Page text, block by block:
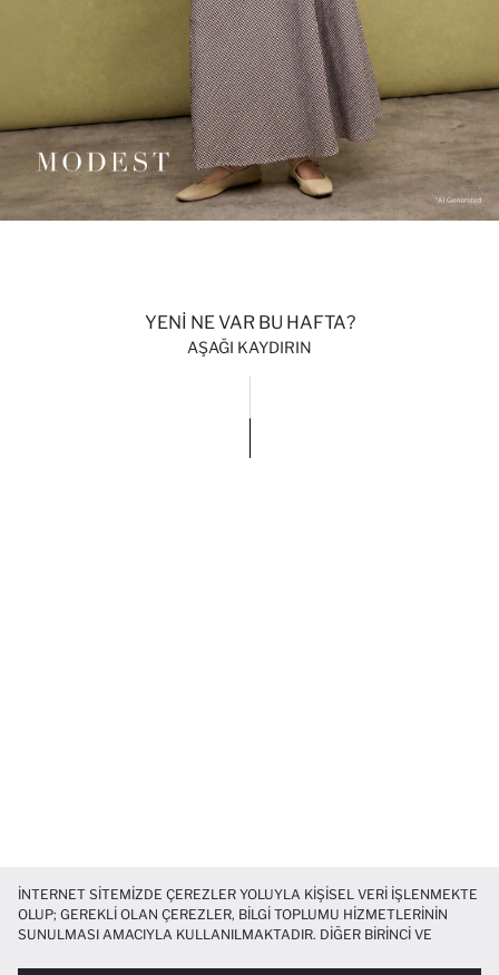
YENİ NE VAR BU HAFTA?
AŞAĞI KAYDIRIN
İNTERNET SITEMIZDE ÇEREZLER YOLUYLA KIŞISEL VERI IŞLENMEKTE
OLUP; GEREKLI OLAN ÇEREZLER, BILGI TOPLUMU HIZMETLERININ
SUNULMASI AMACIYLA KULLANILMAKTADIR. DIĞER BIRINCI VE